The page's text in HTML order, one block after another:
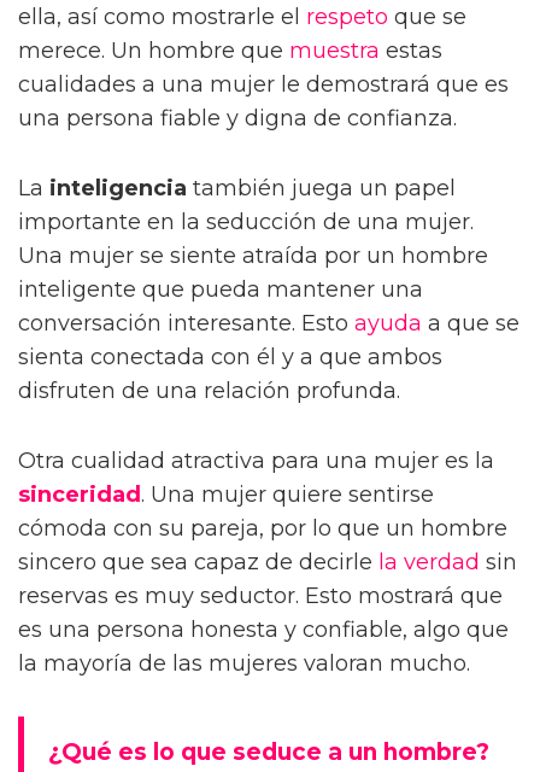
ella, así como mostrarle el respeto que se
merece. Un hombre que muestra estas
cualidades a una mujer le demostrará que es
una persona fiable y digna de confianza.
La inteligencia también juega un papel
importante en la seducción de una mujer.
Una mujer se siente atraída por un hombre
inteligente que pueda mantener una
conversación interesante. Esto ayuda a que se
sienta conectada con él y a que ambos
disfruten de una relación profunda.
Otra cualidad atractiva para una mujer es la
sinceridad . Una mujer quiere sentirse
cómoda con su pareja, por lo que un hombre
sincero que sea capaz de decirle la verdad sin
reservas es muy seductor. Esto mostrará que
es una persona honesta y confiable, algo que
la mayoría de las mujeres valoran mucho.
¿Qué es lo que seduce a un hombre?